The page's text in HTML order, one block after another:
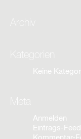
Archiv
Kategorien
Keine
Meta
Anmelden
Eintrags-Feed